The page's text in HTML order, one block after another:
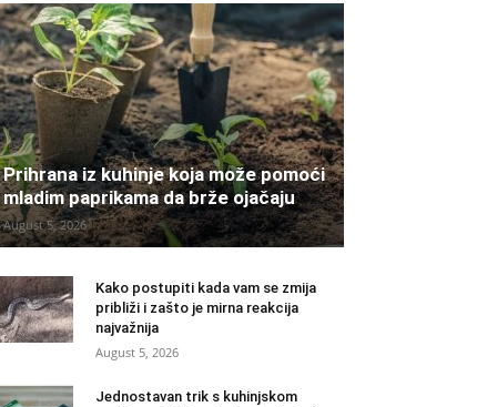
Prihrana iz kuhinje koja može pomoći
mladim paprikama da brže ojačaju
August 5, 2026
Kako postupiti kada vam se zmija
približi i zašto je mirna reakcija
najvažnija
August 5, 2026
Jednostavan trik s kuhinjskom